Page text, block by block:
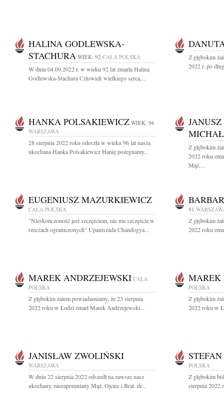
HALINA GODLEWSKA-
STACHURA WIEK: 92 CAŁA POLSKA
W dniu 04.09.2022 r. w wieku 92 lat zmarła Halina
Godlewska-Stachura Człowiek wielkiego serca,...
Z głębokim
2022 r. po
HANKA POLSAKIEWICZ WIEK: 96
WARSZAWA
28 sierpnia 2022 roku odeszła w wieku 96 lat nasza
ukochana Hanka Polsakiewicz Hanię pożegnamy...
Z głębokim
2022 roku
Mąż,...
EUGENIUSZ MAZURKIEWICZ
CAŁA POLSKA
"Nieskończoność jest szczęściem, nie ma szczęścia w
rzeczach ograniczonych" Upaniszada Chandogya...
91
Z głębokim
2022 roku
MAREK ANDRZEJEWSKI CAŁA
POLSKA
Z głębokim żalem powiadamiamy, że 23 sierpnia
2022 roku w Łodzi zmarł Marek Andrzejewski...
MAREK
POLSKA
Z głębokim
2022 roku w
JANISŁAW ZWOLIŃSKI
WARSZAWA
W dniu 22 sierpnia 2022 odszedł na zawsze nasz
ukochany, niezapomniany Mąż, Ojciec i Brat. dr...
POLSKA
Z głębokim
sierpnia 2022